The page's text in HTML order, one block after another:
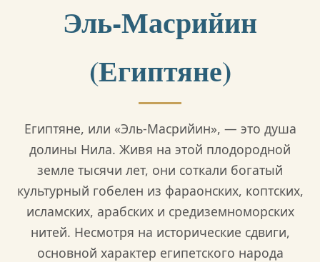
Эль-Масрийин
(Египтяне)
Египтяне, или «Эль-Масрийин», — это душа
долины Нила. Живя на этой плодородной
земле тысячи лет, они соткали богатый
культурный гобелен из фараонских, коптских,
исламских, арабских и средиземноморских
нитей. Несмотря на исторические сдвиги,
основной характер египетского народа